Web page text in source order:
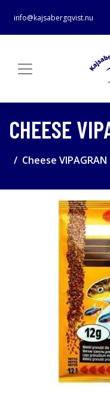
info@kajsabergqvist.nu
CHEESE
Cheese